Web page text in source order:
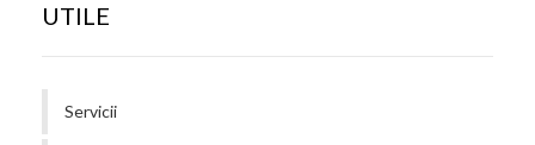
UTILE
Servicii